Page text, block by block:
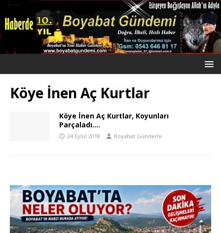
Köye İnen Aç Kurtlar
Köye İnen Aç Kurtlar, Koyunları
Parçaladı….
24 Eylül 2018 Boyabat Gündemi